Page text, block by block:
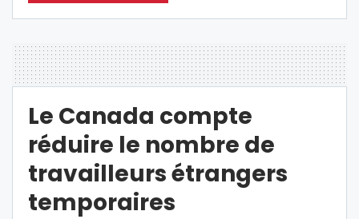
Le Canada compte
réduire le nombre de
travailleurs étrangers
temporaires